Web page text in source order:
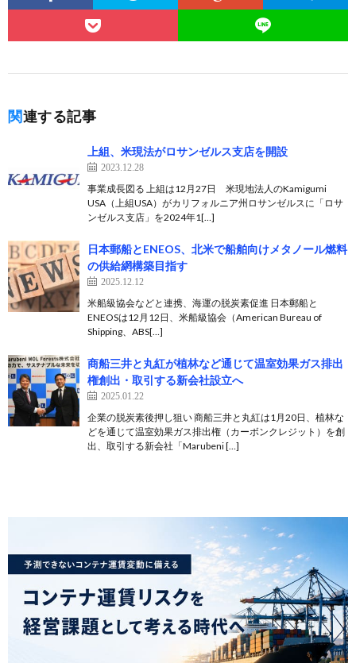
関連する記事
上組、米現法がロサンゼルス支店を開設
2023.12.28
事業成長図る 上組は12月27日 米現地法人のKamigumi
USA（上組USA）がカリフォルニア州ロサンゼルスに「ロサ
ンゼルス支店」を2024年1[…]
日本郵船とENEOS、北米で船舶向けメタノール燃料
の供給網構築目指す
2025.12.12
米船級協会などと連携、海運の脱炭素促進 日本郵船と
ENEOSは12月12日、米船級協会（American Bureau of
Shipping、ABS[…]
商船三井と丸紅が植林など通じて温室効果ガス排出
権創出・取引する新会社設立へ
2025.01.22
企業の脱炭素後押し狙い 商船三井と丸紅は1月20日、植林な
どを通じて温室効果ガス排出権（カーボンクレジット）を創
出、取引する新会社「Marubeni […]